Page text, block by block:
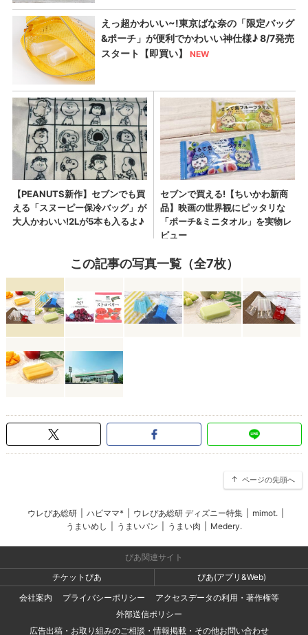
この記事の写真一覧（全7枚）
ページの先頭へ
ウレぴあ総研 ハピママ* ウレぴあ総研 ディズニー特集 mimot.
うまいめし
うまいパン うまい肉 Medery.
ぴあ関連サイト
チケットぴあ
ぴあ(アプリ&Web)
会社案内
プライバシーポリシー
アクセスデータの利用・著作権等
外部送信ポリシー
広告出稿・お取り組みのご相談・情報掲載・その他お問い合わせ